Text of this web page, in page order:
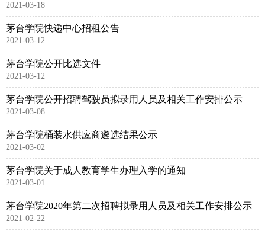
2021-03-18
茅台学院快递中心招租公告
2021-03-12
茅台学院公开比选文件
2021-03-12
茅台学院公开招聘驾驶员拟录用人员及相关工作安排公示
2021-03-08
茅台学院桶装水供应商遴选结果公示
2021-03-02
茅台学院关于成人教育学生办理入学的通知
2021-03-01
茅台学院2020年第二次招聘拟录用人员及相关工作安排公示
2021-02-22